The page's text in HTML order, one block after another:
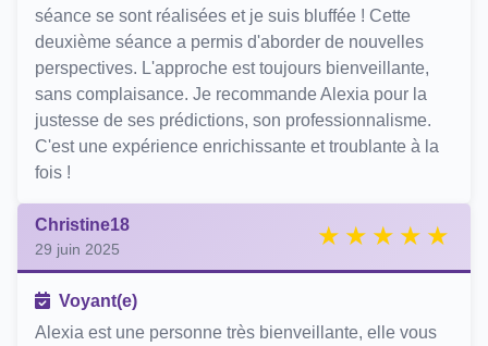
séance se sont réalisées et je suis bluffée ! Cette
deuxième séance a permis d'aborder de nouvelles
perspectives. L'approche est toujours bienveillante,
sans complaisance. Je recommande Alexia pour la
justesse de ses prédictions, son professionnalisme.
C'est une expérience enrichissante et troublante à la
fois !
Christine18
29 juin 2025
Voyant(e)
Alexia est une personne très bienveillante, elle vous